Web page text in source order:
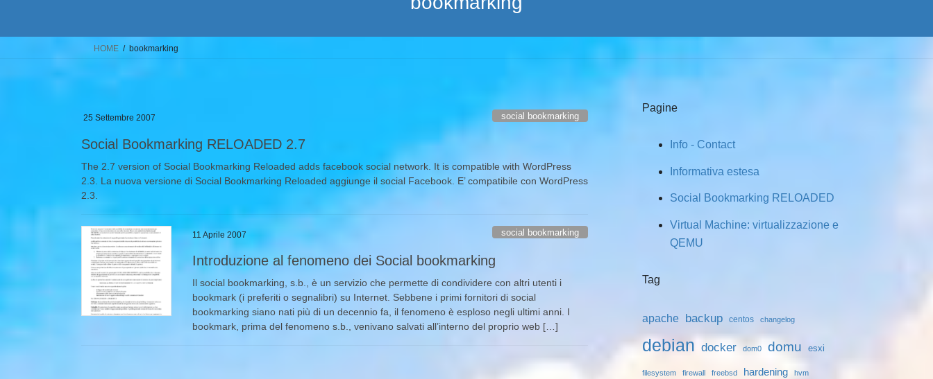
HOME bookmarking
25 Settembre 2007 social bookmarking
Social Bookmarking RELOADED 2.7
The 2.7 version of Social Bookmarking Reloaded adds facebook social network. It is compatible with WordPress
2.3. La nuova versione di Social Bookmarking Reloaded aggiunge il social Facebook. E’ compatibile con WordPress
2.3.
11 Aprile 2007 social bookmarking
Introduzione al fenomeno dei Social bookmarking
Il social bookmarking, s.b., è un servizio che permette di condividere con altri utenti i
bookmark (i preferiti o segnalibri) su Internet. Sebbene i primi fornitori di social
bookmarking siano nati più di un decennio fa, il fenomeno è esploso negli ultimi anni. I
bookmark, prima del fenomeno s.b., venivano salvati all’interno del proprio web […]
Pagine
Info - Contact
Informativa estesa
Social Bookmarking RELOADED
Virtual Machine: virtualizzazione e
QEMU
Tag
apache backup centos changelog
debian docker dom0 domu esxi
filesystem firewall freebsd hardening hvm